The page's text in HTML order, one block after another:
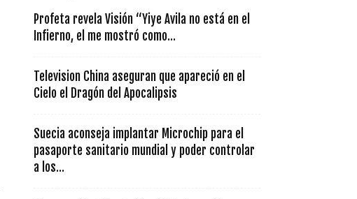
Profeta revela Visión “Yiye Avila no está en el
Infierno, el me mostró como...
Television China aseguran que apareció en el
Cielo el Dragón del Apocalipsis
Suecia aconseja implantar Microchip para el
pasaporte sanitario mundial y poder controlar
a los...